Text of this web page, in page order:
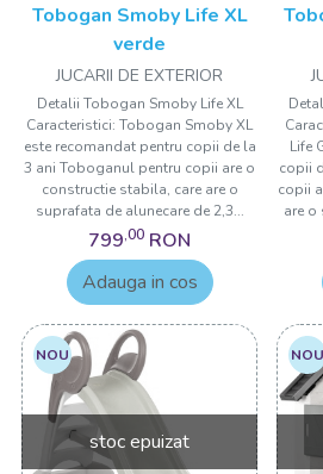
Tobogan Smoby Life XL
verde
JUCARII DE EXTERIOR
Detalii Tobogan Smoby Life XL
Caracteristici: Tobogan Smoby XL
este recomandat pentru copii de la
3 ani Toboganul pentru copii are o
constructie stabila, care are o
suprafata de alunecare de 2,3...
799,00 RON
Adauga in cos
Life
copii
copii
are o
stoc epuizat
NOU NOU